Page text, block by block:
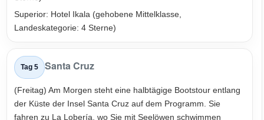
Superior: Hotel Ikala (gehobene Mittelklasse,
Landeskategorie: 4 Sterne)
Tag 5 Santa Cruz
(Freitag) Am Morgen steht eine halbtägige Bootstour entlang
der Küste der Insel Santa Cruz auf dem Programm. Sie
fahren zu La Lobería, wo Sie mit Seelöwen schwimmen